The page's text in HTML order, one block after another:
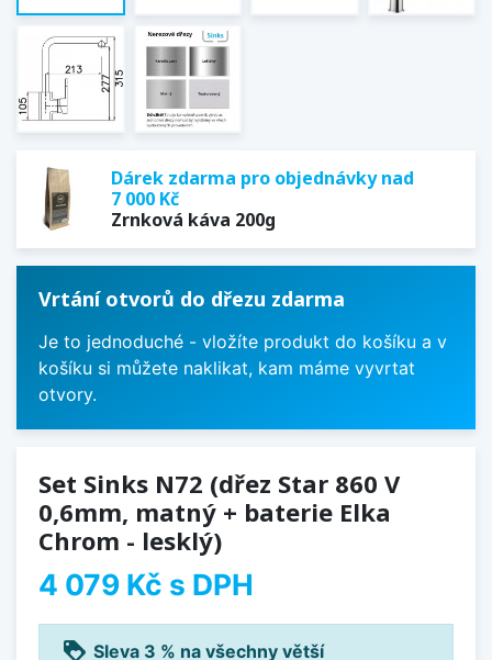
Dárek zdarma pro objednávky nad
7 000 Kč
Zrnková káva 200g
Vrtání otvorů do dřezu zdarma
Je to jednoduché - vložíte produkt do košíku a v
košíku si můžete naklikat, kam máme vyvrtat
otvory.
Set Sinks N72 (dřez Star 860 V
0,6mm, matný + baterie Elka
Chrom - lesklý)
4 079 Kč s DPH
loyalty Sleva 3 % na všechny větší